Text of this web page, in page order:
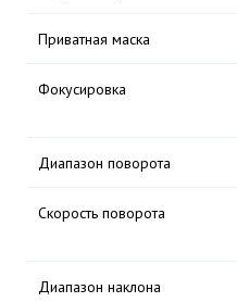
Приватная маска
Фокусировка
Диапазон поворота
Скорость поворота
Диапазон наклона